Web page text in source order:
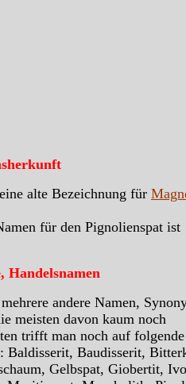
alte Bezeichnung für
für den Pignolienspat ist
Handelsnamen
andere Namen,
meisten davon kaum noch
trifft man noch auf folgende
Baldisserit, Baudisserit,
Gelbspat, Giobertit,